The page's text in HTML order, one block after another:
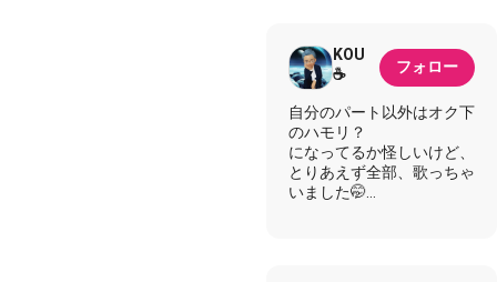
KOU
☕️
フォロー
自分のパート以外はオク下
のハモリ？
になってるか怪しいけど、
とりあえず全部、歌っちゃ
いました🤭